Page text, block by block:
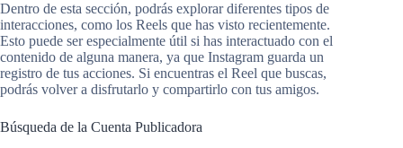
Dentro de esta sección, podrás explorar diferentes tipos de
interacciones, como los Reels que has visto recientemente.
Esto puede ser especialmente útil si has interactuado con el
contenido de alguna manera, ya que Instagram guarda un
registro de tus acciones. Si encuentras el Reel que buscas,
podrás volver a disfrutarlo y compartirlo con tus amigos.
Búsqueda de la Cuenta Publicadora